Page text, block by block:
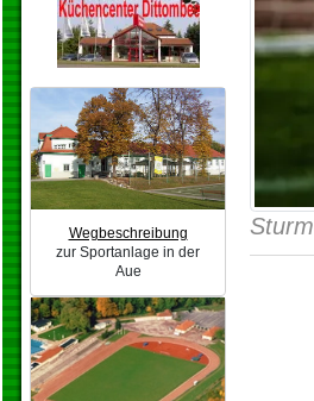
Wegbeschreibung
zur Sportanlage in der
Aue
Sturm